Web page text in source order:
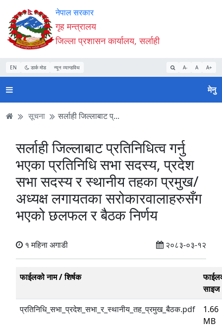
Accessibility
Mode
सुरु
गर्नुहोस्
सामाग्री
पढ्नुहाेस्
नेभिगेसन
पढ्नुहाेस्
वेबसाइट
खोजमा
जानुहोस्
नेपाल सरकार
गृह मन्त्रालय
जिल्ला प्रशासन कार्यालय, सर्लाही
EN डार्क मोड न्यून व्यान्डविथ A- A A+
मेनु
सूचना सर्लाही जिल्लाबाट प्...
सर्लाही जिल्लाबाट प्रतिनिधित्व गर्नु
भएका प्रतिनिधि सभा सदस्य, प्रदेश
सभा सदस्य र स्थानीय तहका प्रमुख/
अध्यक्ष लगायतका सरोकारवालाहरुसँग
भएको छलफल र बैठक निर्णय
१ महिना अगाडी २०८३-०३-१२
फाईलको नाम / शिर्षक
साइज
प्रतिनिधि_सभा_प्रदेश_सभा_र_स्थानीय_तह_प्रमुख_बैठक.pdf
1.66
MB